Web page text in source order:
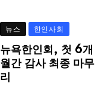
뉴스 한인사회
뉴욕한인회, 첫 6개
월간 감사 최종 마무
리